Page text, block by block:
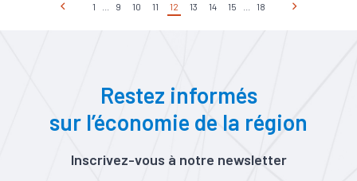
1 9 10 11 12 13 14 15 18
Restez informés
sur l’économie de la région
Inscrivez-vous à notre newsletter